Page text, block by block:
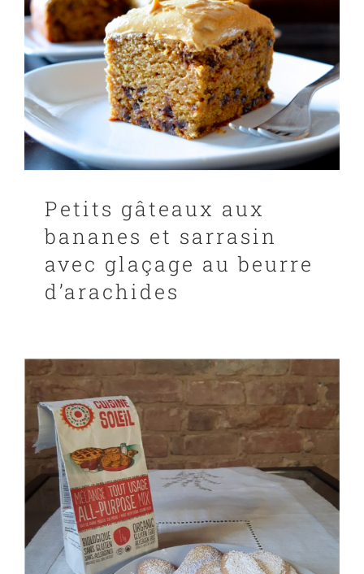
PANIER
EN
Petits gâteaux aux
bananes et sarrasin
avec glaçage au beurre
d’arachides